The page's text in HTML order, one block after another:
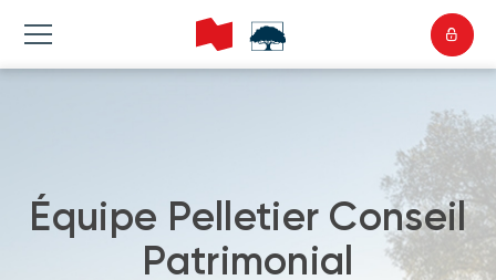
Équipe Pelletier Conseil
Patrimonial